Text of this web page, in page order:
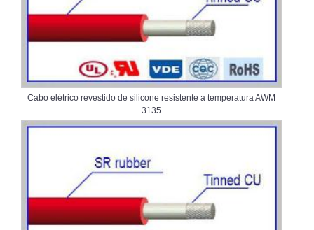
Cabo elétrico revestido de silicone resistente a temperatura AWM
3135